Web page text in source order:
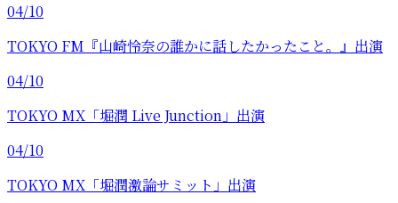
04/10
TOKYO FM『山崎怜奈の誰かに話したかったこと。』出演
04/10
TOKYO MX「堀潤 Live Junction」出演
04/10
TOKYO MX「堀潤激論サミット」出演